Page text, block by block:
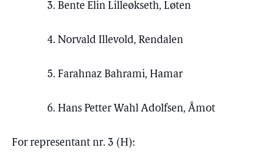
3. Bente Elin Lilleøkseth, Løten
4. Norvald Illevold, Rendalen
5. Farahnaz Bahrami, Hamar
6. Hans Petter Wahl Adolfsen, Åmot
For representant nr. 3 (H):